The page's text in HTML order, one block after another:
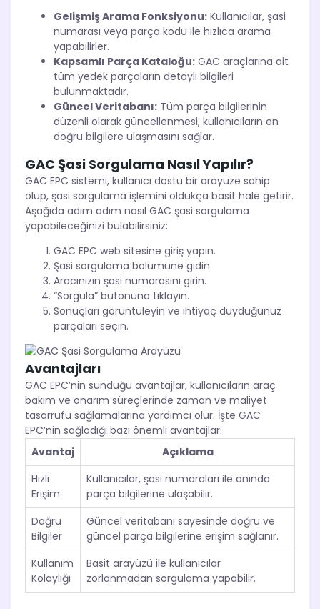
Gelişmiş Arama Fonksiyonu: Kullanıcılar, şasi
numarası veya parça kodu ile hızlıca arama
yapabilirler.
Kapsamlı Parça Kataloğu: GAC araçlarına ait
tüm yedek parçaların detaylı bilgileri
bulunmaktadır.
Güncel Veritabanı: Tüm parça bilgilerinin
düzenli olarak güncellenmesi, kullanıcıların en
doğru bilgilere ulaşmasını sağlar.
GAC Şasi Sorgulama Nasıl Yapılır?
GAC EPC sistemi, kullanıcı dostu bir arayüze sahip
olup, şasi sorgulama işlemini oldukça basit hale getirir.
Aşağıda adım adım nasıl GAC şasi sorgulama
yapabileceğinizi bulabilirsiniz:
GAC EPC web sitesine giriş yapın.
Şasi sorgulama bölümüne gidin.
Aracınızın şasi numarasını girin.
“Sorgula” butonuna tıklayın.
Sonuçları görüntüleyin ve ihtiyaç duyduğunuz
parçaları seçin.
Avantajları
GAC EPC’nin sunduğu avantajlar, kullanıcıların araç
bakım ve onarım süreçlerinde zaman ve maliyet
tasarrufu sağlamalarına yardımcı olur. İşte GAC
EPC’nin sağladığı bazı önemli avantajlar:
Avantaj
Açıklama
Hızlı
Erişim
Kullanıcılar, şasi numaraları ile anında
parça bilgilerine ulaşabilir.
Doğru
Bilgiler
Güncel veritabanı sayesinde doğru ve
güncel parça bilgilerine erişim sağlanır.
Kullanım
Kolaylığı
Basit arayüzü ile kullanıcılar
zorlanmadan sorgulama yapabilir.